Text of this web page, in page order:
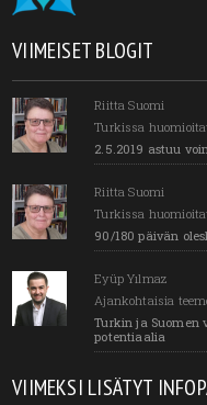
VIIMEISET BLOGIT
Riitta Suomi
Turkissa
2.5.2019 astuu
Riitta Suomi
Turkissa
90/180 päivän
Eyüp Yılmaz
Ajankohtaisia
Turkin ja Suomen
potentiaalia
VIIMEKSI LISÄTYT